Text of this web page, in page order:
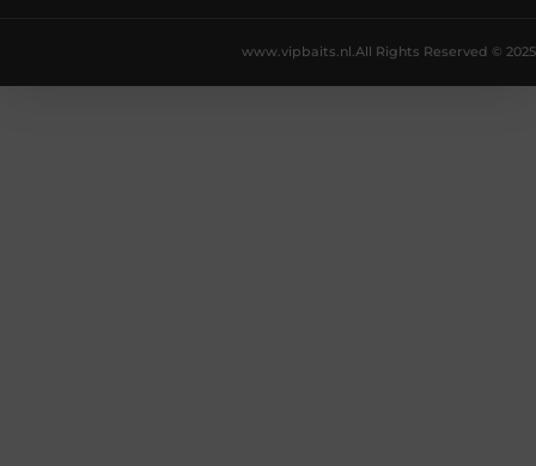
All Rights Reserved © 2025
www.vipbaits.nl.